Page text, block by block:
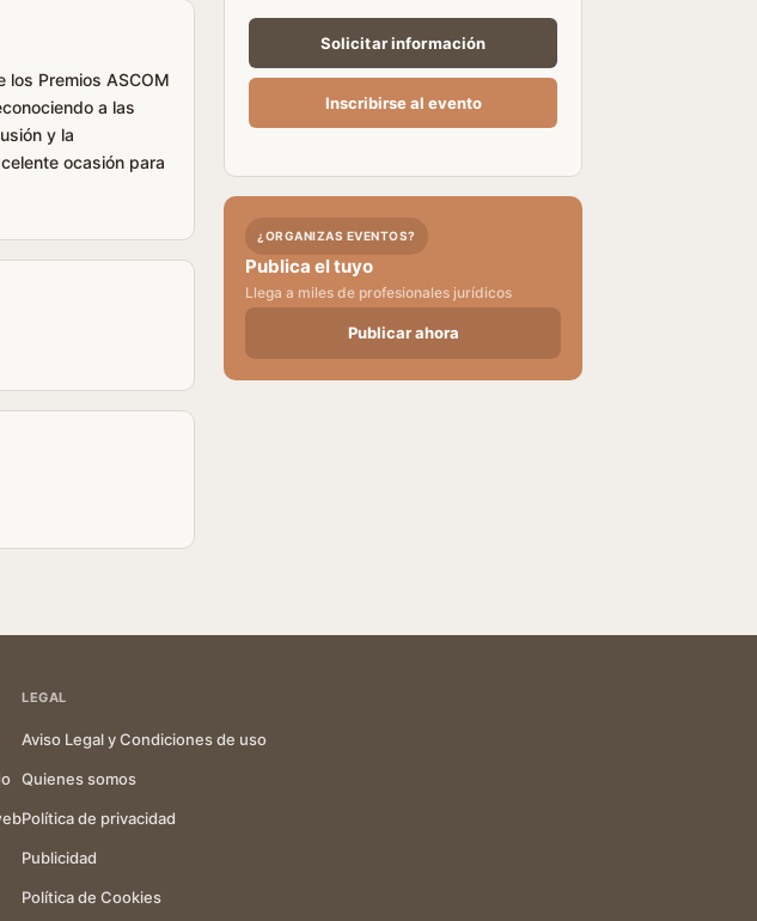
los Premios ASCOM
a las
y la
ocasión para
¿ORGANIZAS EVENTOS?
Publica el tuyo
Llega a miles de profesionales jurídicos
Publicar ahora
LEGAL
Aviso Legal y Condiciones de uso
Quienes somos
Política de privacidad
Publicidad
Política de Cookies